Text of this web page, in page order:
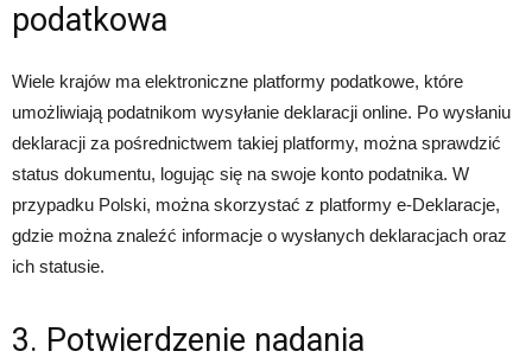
podatkowa
Wiele krajów ma elektroniczne platformy podatkowe, które
umożliwiają podatnikom wysyłanie deklaracji online. Po wysłaniu
deklaracji za pośrednictwem takiej platformy, można sprawdzić
status dokumentu, logując się na swoje konto podatnika. W
przypadku Polski, można skorzystać z platformy e-Deklaracje,
gdzie można znaleźć informacje o wysłanych deklaracjach oraz
ich statusie.
3. Potwierdzenie nadania